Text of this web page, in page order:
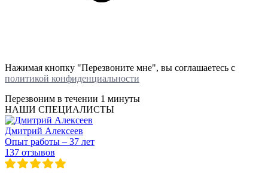
Нажимая кнопку "Перезвоните мне", вы соглашаетесь с
политикой конфиденциальности
Перезвоним в течении 1 минуты
НАШИ СПЕЦИАЛИСТЫ
Дмитрий Алексеев
Опыт работы – 37 лет
137 отзывов